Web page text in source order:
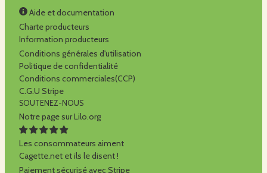
Aide et documentation
Charte producteurs
Information producteurs
Conditions générales d'utilisation
Politique de confidentialité
Conditions commerciales(CCP)
C.G.U Stripe
SOUTENEZ-NOUS
Notre page sur Lilo.org
Les consommateurs aiment
Cagette.net et ils le disent !
Paiement sécurisé avec Stripe